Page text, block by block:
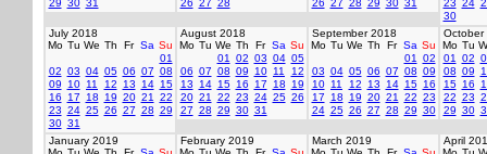
29 30 31
26 27 28
26 27 28 29 30 31
23 24
30
July 2018
Mo Tu We Th Fr Sa Su
01
02 03 04 05 06 07 08
09
10 11 12 13 14 15
16
17 18 19 20 21
22
23 24 25 26 27 28 29
30 31
August 2018
Mo Tu We Th Fr Sa Su
01
02 03 04 05
06 07 08 09 10 11
12
13
14 15 16 17 18
19
20 21 22 23 24 25 26
27 28 29 30 31
September 2018
Mo Tu We Th Fr Sa Su
01
02
03 04 05 06 07 08 09
10 11 12 13 14 15 16
17
18 19 20 21 22 23
24 25 26 27 28 29 30
October
Mo Tu
01
02
08 09
15 16
22 23
29 30
January 2019
February 2019
March 2019
April